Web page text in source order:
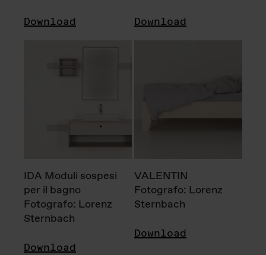
Download Download
IDA Moduli sospesi
per il bagno
Fotografo: Lorenz
Sternbach
Download
VALENTIN
Fotografo: Lorenz
Sternbach
Download